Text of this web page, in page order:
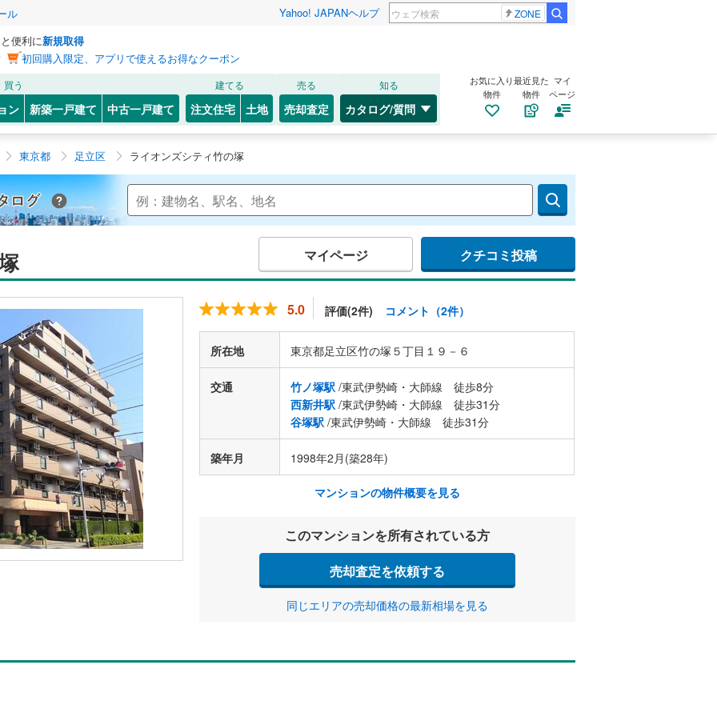
ル Yahoo! JAPANヘルプ ZONE
便利に新規取得
初回購入限定、アプリで使えるお得なクーポン
買う
ン 新築一戸建て 中古一戸建て
建てる
注文住宅 土地
売る
売却査定
知る
カタログ/質問
お気に入り
物件
最近見た
物件
マイ
ページ
東京都 足立区 ライオンズシティ竹の塚
Yahoo!不動産 マンションカタログ
マイページ クチコミ投稿
5.0 評価(2件) コメント（2件）
所在地 東京都足立区竹の塚５丁目１９－６
交通 竹ノ塚駅 /東武伊勢崎・大師線 徒歩8分
西新井駅 /東武伊勢崎・大師線 徒歩31分
谷塚駅 /東武伊勢崎・大師線 徒歩31分
築年月 1998年2月(築28年)
マンションの物件概要を見る
このマンションを所有されている方
売却査定を依頼する
同じエリアの売却価格の最新相場を見る